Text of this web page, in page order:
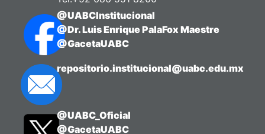
@UABCInstitucional
@Dr. Luis Enrique PalaFox Maestre
@GacetaUABC
repositorio.institucional@uabc.edu.mx
@UABC_Oficial
@GacetaUABC